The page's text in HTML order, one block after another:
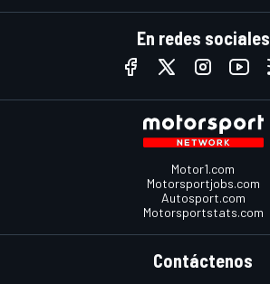
En redes sociales
Motor1.com
Motorsportjobs.com
Autosport.com
Motorsportstats.com
Contáctenos